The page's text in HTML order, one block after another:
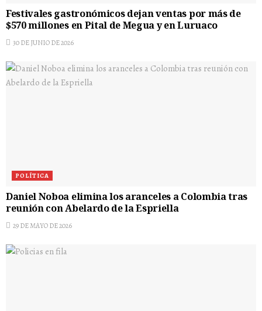
Festivales gastronómicos dejan ventas por más de
$570 millones en Pital de Megua y en Luruaco
30 DE JUNIO DE 2026
POLÍTICA
Daniel Noboa elimina los aranceles a Colombia tras
reunión con Abelardo de la Espriella
29 DE MAYO DE 2026